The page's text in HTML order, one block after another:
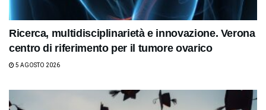
Ricerca, multidisciplinarietà e innovazione. Verona
centro di riferimento per il tumore ovarico
5 AGOSTO 2026